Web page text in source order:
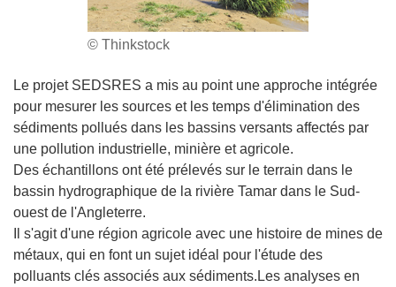
© Thinkstock
Le projet SEDSRES a mis au point une approche intégrée
pour mesurer les sources et les temps d'élimination des
sédiments pollués dans les bassins versants affectés par
une pollution industrielle, minière et agricole.
Des échantillons ont été prélevés sur le terrain dans le
bassin hydrographique de la rivière Tamar dans le Sud-
ouest de l'Angleterre.
Il s'agit d'une région agricole avec une histoire de mines de
métaux, qui en font un sujet idéal pour l'étude des
polluants clés associés aux sédiments.Les analyses en